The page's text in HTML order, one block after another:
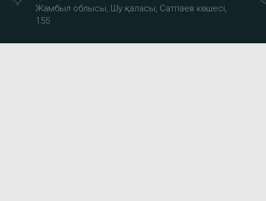
Жамбыл облысы, Шу қаласы, Сатпаев көшесі,
155